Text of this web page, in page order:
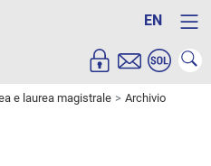
EN
e laurea magistrale
Archivio